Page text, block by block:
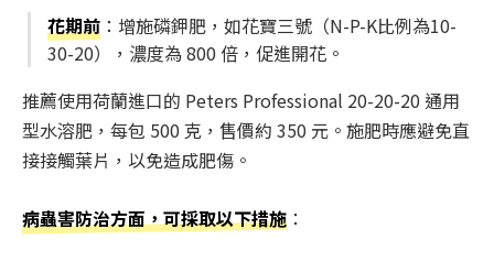
花期前 ：增施磷鉀肥，如花寶三號（N-P-K比例為10-
30-20），濃度為 800 倍，促進開花。
推薦使用荷蘭進口的 Peters Professional 20-20-20 通用
型水溶肥，每包 500 克，售價約 350 元。施肥時應避免直
接接觸葉片，以免造成肥傷。
病蟲害防治方面，可採取以下措施 ：